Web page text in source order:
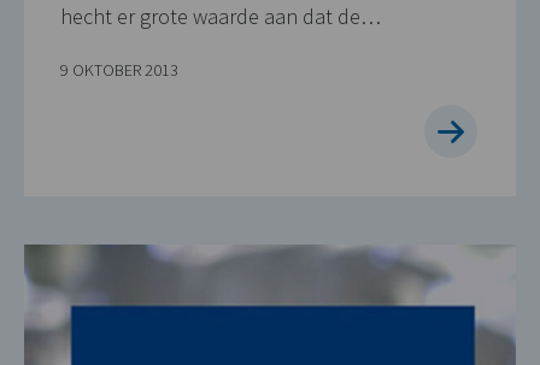
hecht er grote waarde aan dat de…
9 OKTOBER 2013